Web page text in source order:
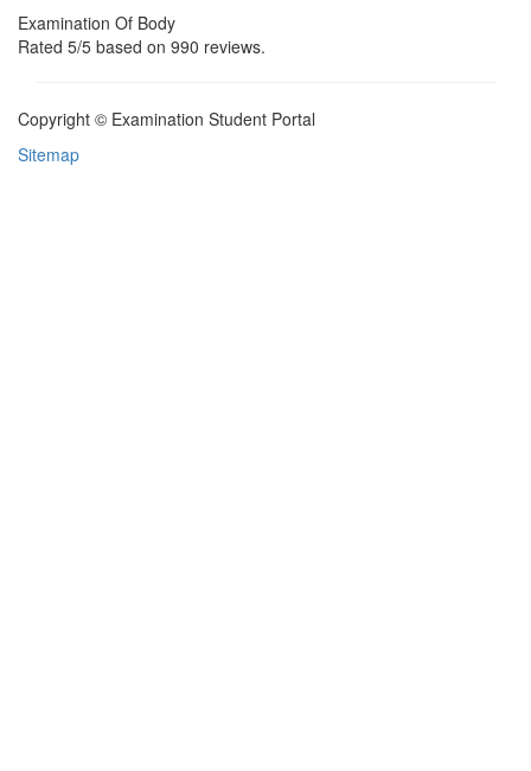
Examination Of Body
Rated 5/5 based on 990 reviews.
Copyright © Examination Student Portal
Sitemap